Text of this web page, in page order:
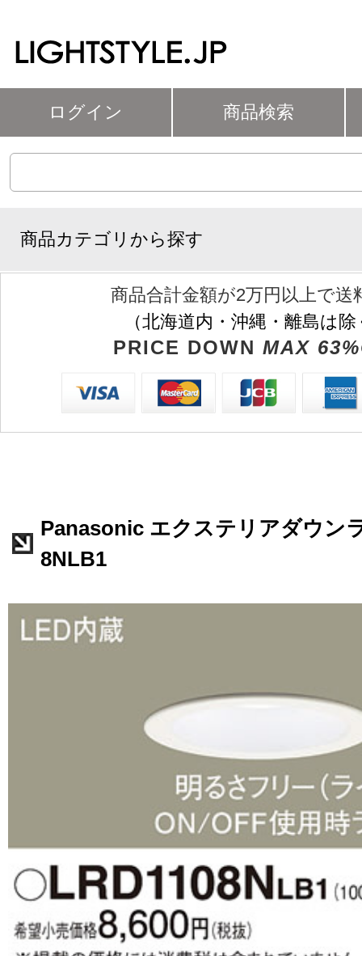
ログイン 商品検索
商品カテゴリから探す
商品合計金額が2万円以上で送
（北海道内・沖縄・離島は
PRICE DOWN MAX
Panasonic エクステリアダウン
8NLB1